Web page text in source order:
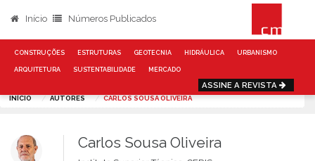
Início Números Publicados
CONSTRUÇÕES ESTRUTURAS GEOTECNIA HIDRÁULICA URBANISMO
ARQUITETURA SUSTENTABILIDADE MERCADO
ASSINE A REVISTA
INÍCIO AUTORES CARLOS SOUSA OLIVEIRA
Carlos Sousa Oliveira